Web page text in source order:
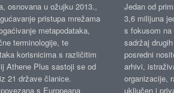
osnovana u ožujku 2013.,
pristupa mrežama
metapodataka,
terminologije, te
korisnicima s različitim
Athene Plus sastoji se od
21 države članice.
s Europeana
Jedan od
3,6 milijuna
s fokusom
sadržaj
posredni
arhivi,
organizacije,
uključen i